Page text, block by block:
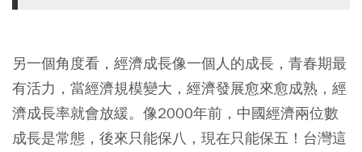
另一個角度看，經濟成長像一個人的成長，青春期最
有活力，當經濟規模變大，經濟發展愈來愈成熟，經
濟成長率就會放緩。像2000年前，中國經濟兩位數
成長是常態，後來只能保八，現在只能保五！台灣這